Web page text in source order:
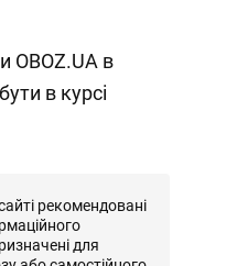
OBOZ.UA в
в курсі
рекомендовані
для